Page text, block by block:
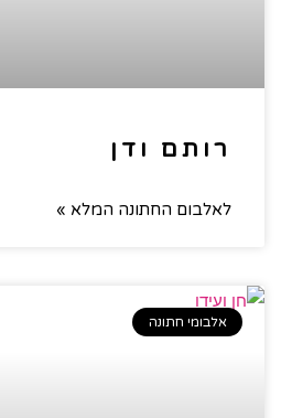
רותם ודן
לאלבום החתונה המלא »
אלבומי חתונה